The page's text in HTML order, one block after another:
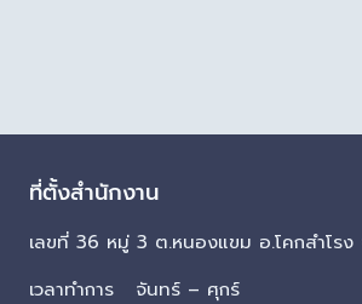
ที่ตั้งสำนักงาน
เลขที่ 36 หมู่ 3 ต.หนองแขม อ.โคกสำโรง
เวลาทำการ จันทร์ – ศุกร์